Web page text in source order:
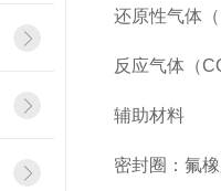
还原性气体
反应气体（
辅助材料
密封圈：氟